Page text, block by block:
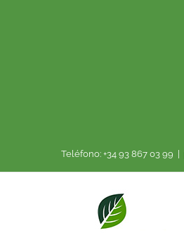
Teléfono: +34 93 867 03 99